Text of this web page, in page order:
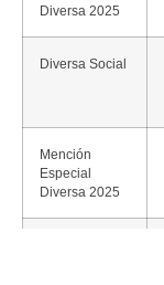
Diversa 2025
Diversa Social
Mención
Especial
Diversa 2025